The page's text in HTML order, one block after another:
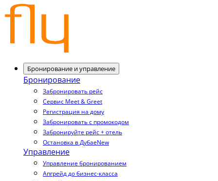
Бронирование и управление
Бронирование
Забронировать рейс
Сервис Meet & Greet
Регистрация на дому
Забронировать с промокодом
Забронируйте рейс + отель
Остановка в ДубаеNew
Управление
Управление бронированием
Апгрейд до бизнес-класса